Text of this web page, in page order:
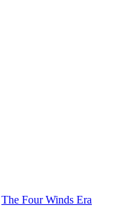
The Four Winds Era